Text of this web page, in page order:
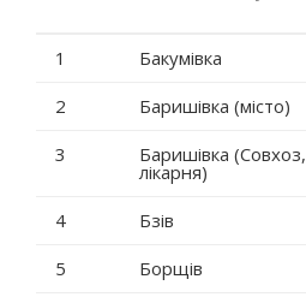
1 Бакумівка
2
Баришівка (місто)
3
Баришівка (Совхоз,
лікарня)
4 Бзів
5
Борщів